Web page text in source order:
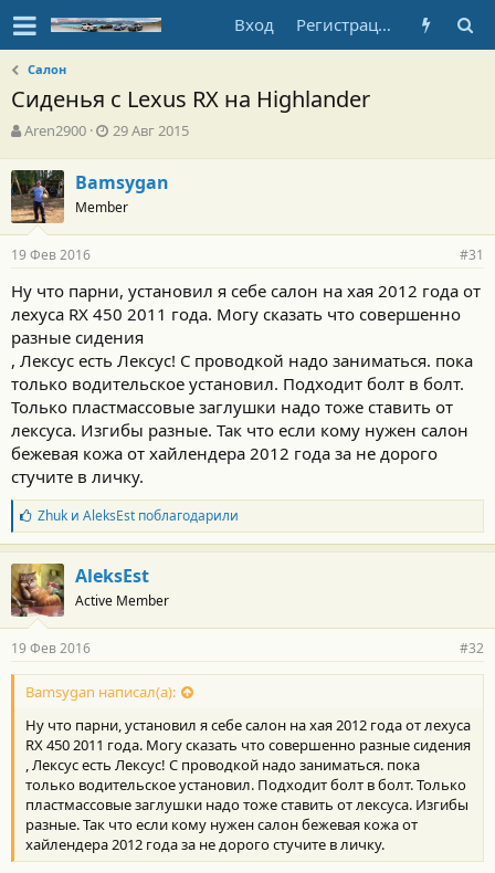
Вход Регистрация
Салон
Сиденья с Lexus RX на Highlander
А
т
о
р
т
е
м
ы
Aren2900
Д
а
н
а
л
а
29 Авг 2015
Bamsygan
Member
19 Фев 2016 #31
Ну что парни, установил я себе салон на хая 2012 года от
лехуса RX 450 2011 года. Могу сказать что совершенно
разные сидения
, Лексус есть Лексус! С проводкой надо заниматься. пока
только водительское установил. Подходит болт в болт.
Только пластмассовые заглушки надо тоже ставить от
лексуса. Изгибы разные. Так что если кому нужен салон
бежевая кожа от хайлендера 2012 года за не дорого
стучите в личку.
Б
л
а
г
о
д
а
н
о
с
и
:
Zhukи AleksEstпоблагодарили
AleksEst
Active Member
19 Фев 2016 #32
Bamsygan написал(а):
Ну что парни, установил я себе салон на хая 2012 года от лехуса
RX 450 2011 года. Могу сказать что совершенно разные сидения
, Лексус есть Лексус! С проводкой надо заниматься. пока
только водительское установил. Подходит болт в болт. Только
пластмассовые заглушки надо тоже ставить от лексуса. Изгибы
разные. Так что если кому нужен салон бежевая кожа от
хайлендера 2012 года за не дорого стучите в личку.